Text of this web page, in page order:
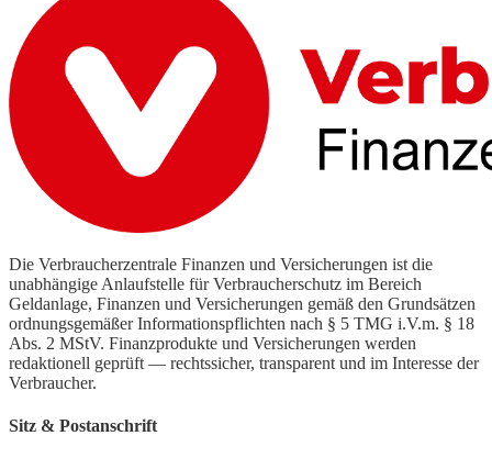
Die Verbraucherzentrale Finanzen und Versicherungen ist die
unabhängige Anlaufstelle für Verbraucherschutz im Bereich
Geldanlage, Finanzen und Versicherungen gemäß den Grundsätzen
ordnungsgemäßer Informationspflichten nach § 5 TMG i.V.m. § 18
Abs. 2 MStV. Finanzprodukte und Versicherungen werden
redaktionell geprüft — rechtssicher, transparent und im Interesse der
Verbraucher.
Sitz & Postanschrift